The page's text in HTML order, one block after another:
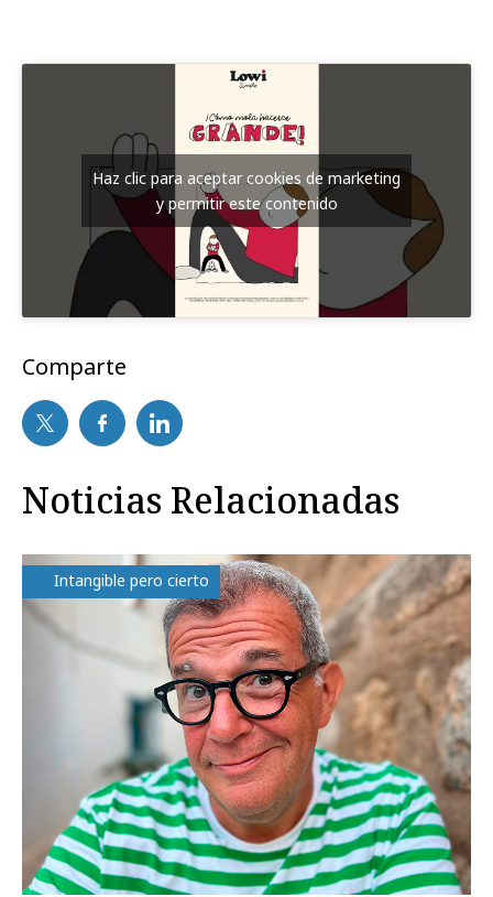
Haz clic para aceptar cookies de marketing
y permitir este contenido
Comparte
Noticias Relacionadas
Intangible pero cierto